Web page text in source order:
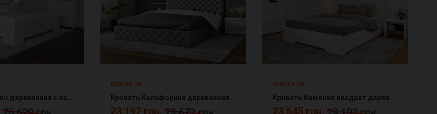
020538-30
23 197 грн.
020510-30
23 545 грн.